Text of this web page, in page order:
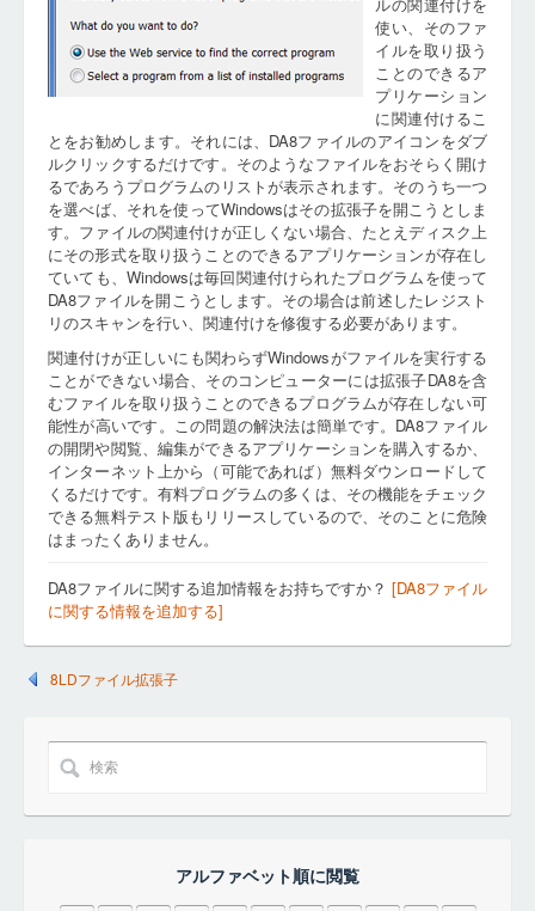
使い、そのファ
イルを取り扱う
ことのできるア
プリケーション
に関連付けるこ
とをお勧めします。それには、DA8ファイルのアイコンをダブ
ルクリックするだけです。そのようなファイルをおそらく開け
るであろうプログラムのリストが表示されます。そのうち一つ
を選べば、それを使ってWindowsはその拡張子を開こうとしま
す。ファイルの関連付けが正しくない場合、たとえディスク上
にその形式を取り扱うことのできるアプリケーションが存在し
ていても、Windowsは毎回関連付けられたプログラムを使って
DA8ファイルを開こうとします。その場合は前述したレジスト
リのスキャンを行い、関連付けを修復する必要があります。
関連付けが正しいにも関わらずWindowsがファイルを実行する
ことができない場合、そのコンピューターには拡張子DA8を含
むファイルを取り扱うことのできるプログラムが存在しない可
能性が高いです。この問題の解決法は簡単です。DA8ファイル
の開閉や閲覧、編集ができるアプリケーションを購入するか、
インターネット上から（可能であれば）無料ダウンロードして
くるだけです。有料プログラムの多くは、その機能をチェック
できる無料テスト版もリリースしているので、そのことに危険
はまったくありません。
DA8ファイルに関する追加情報をお持ちですか？ [DA8ファイル
に関する情報を追加する]
8LDファイル拡張子
アルファベット順に閲覧